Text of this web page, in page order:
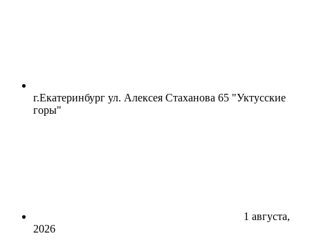
г.Екатеринбург ул. Алексея Стаханова 65 "Уктусские
горы"
1 августа,
2026